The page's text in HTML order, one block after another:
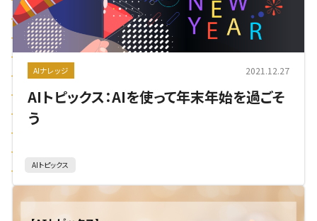
AIナレッジ 2021.12.27
AIトピックス：AIを使って年末年始を過ごそ
う
AIトピックス